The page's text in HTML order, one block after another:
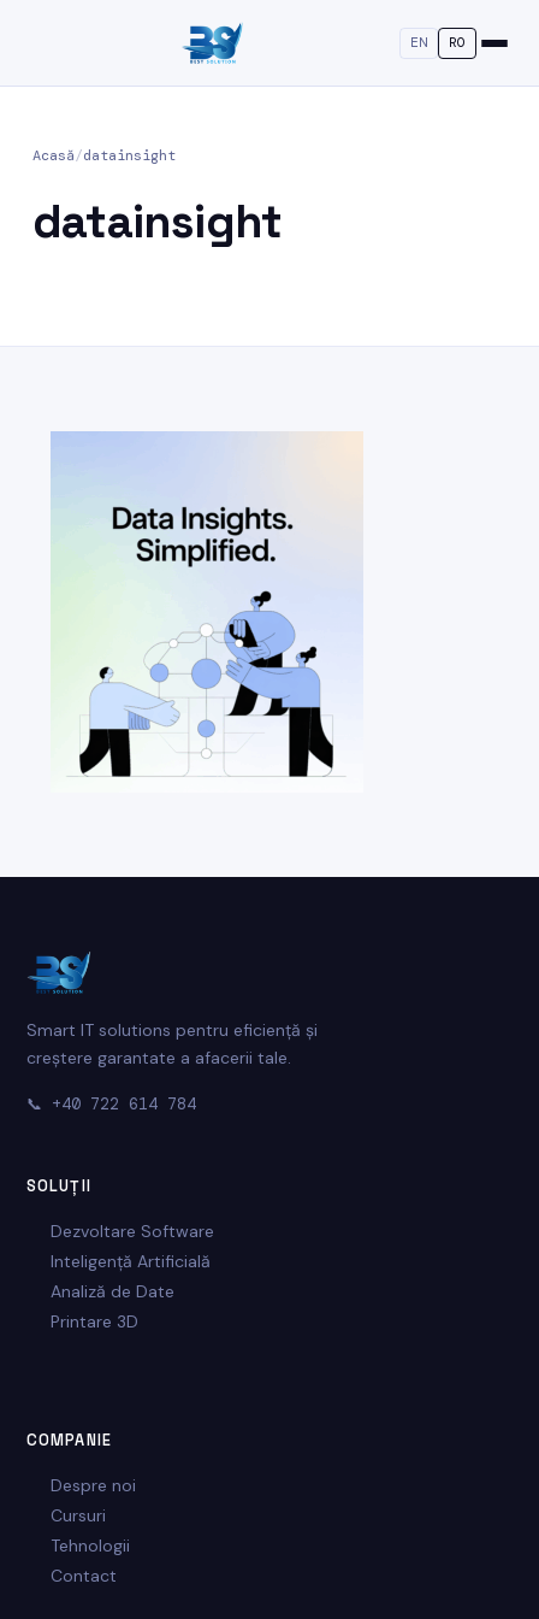
EN RO
Acasă/datainsight
datainsight
Smart IT solutions pentru eficiență și
creștere garantate a afacerii tale.
📞 +40 722 614 784
SOLUȚII
Dezvoltare Software
Inteligență Artificială
Analiză de Date
Printare 3D
COMPANIE
Despre noi
Cursuri
Tehnologii
Contact